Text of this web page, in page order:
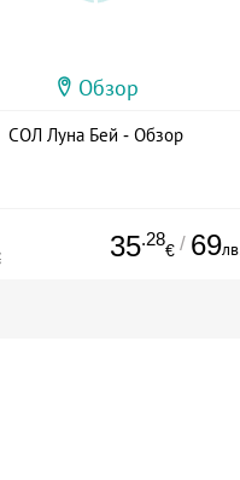
Обзор
СОЛ Луна Бей - Обзор
35.28
€ / 69лв.